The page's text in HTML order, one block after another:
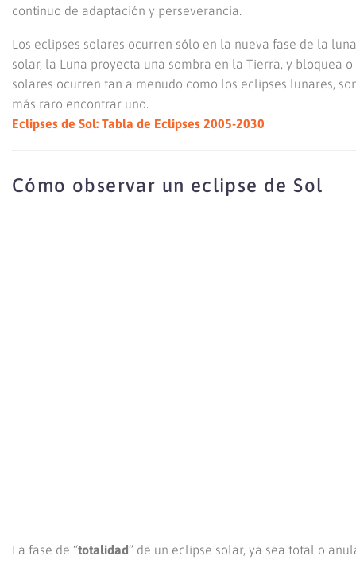
continuo de adaptación y perseverancia.
Los eclipses solares ocurren sólo en la nueva fase de la
solar, la Luna proyecta una sombra en la Tierra, y bloquea
solares ocurren tan a menudo como los eclipses lunares,
más raro encontrar uno.
Eclipses de Sol: Tabla de Eclipses 2005-2030
Cómo observar un eclipse de Sol
La fase de “totalidad” de un eclipse solar, ya sea total o